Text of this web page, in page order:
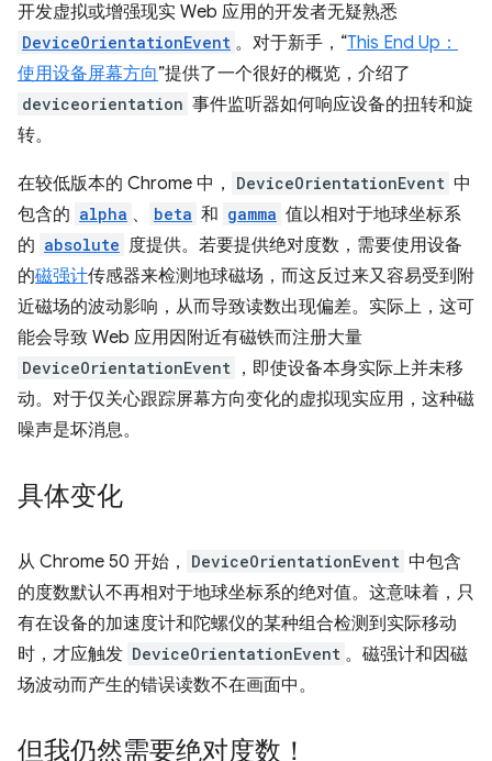
开发虚拟或增强现实 Web 应用的开发者无疑熟悉
DeviceOrientationEvent 。对于新手，“This End Up：
使用设备屏幕方向”提供了一个很好的概览，介绍了
deviceorientation 事件监听器如何响应设备的扭转和旋
转。
在较低版本的 Chrome 中， DeviceOrientationEvent 中
包含的 alpha 、 beta 和 gamma 值以相对于地球坐标系
的 absolute 度提供。若要提供绝对度数，需要使用设备
的磁强计传感器来检测地球磁场，而这反过来又容易受到附
近磁场的波动影响，从而导致读数出现偏差。实际上，这可
能会导致 Web 应用因附近有磁铁而注册大量
DeviceOrientationEvent ，即使设备本身实际上并未移
动。对于仅关心跟踪屏幕方向变化的虚拟现实应用，这种磁
噪声是坏消息。
具体变化
从 Chrome 50 开始， DeviceOrientationEvent 中包含
的度数默认不再相对于地球坐标系的绝对值。这意味着，只
有在设备的加速度计和陀螺仪的某种组合检测到实际移动
时，才应触发 DeviceOrientationEvent 。磁强计和因磁
场波动而产生的错误读数不在画面中。
但我仍然需要绝对度数！